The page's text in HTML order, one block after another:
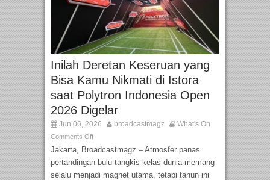
Inilah Deretan Keseruan yang
Bisa Kamu Nikmati di Istora
saat Polytron Indonesia Open
2026 Digelar
Jun 06, 2026 broadcastmagz What's On
Comments Off
Jakarta, Broadcastmagz – Atmosfer panas
pertandingan bulu tangkis kelas dunia memang
selalu menjadi magnet utama, tetapi tahun ini